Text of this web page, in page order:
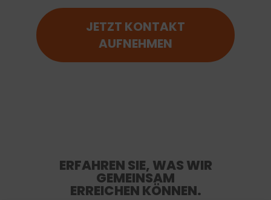
JETZT KONTAKT
AUFNEHMEN
ERFAHREN SIE, WAS WIR
GEMEINSAM
ERREICHEN KÖNNEN.